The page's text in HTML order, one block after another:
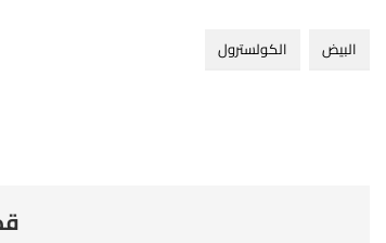
البيض الكولسترول